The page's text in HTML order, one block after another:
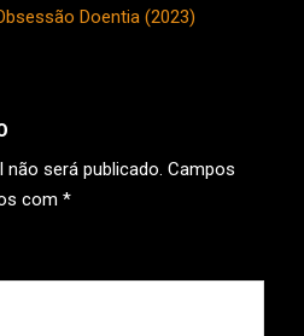
Doentia (2023)
não será publicado. Campos
com *